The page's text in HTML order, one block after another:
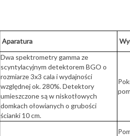
Aparatura
Dwa spektrometry gamma ze
scyntylacyjnym detektorem BGO o
rozmiarze 3x3 cala i wydajności
względnej ok. 280%. Detektory
umieszczone są w niskotłowych
domkach ołowianych o grubości
ścianki 10 cm.